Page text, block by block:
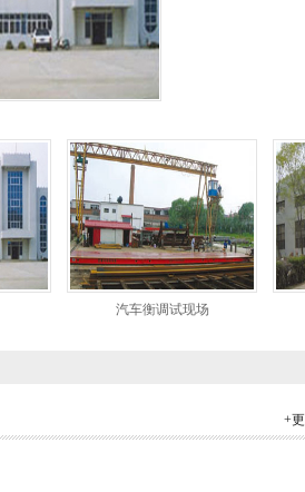
汽车衡调试现场
+
)故障原
有哪些？
定项目
的检查。
秤量检定。
的计量
优越在哪里？
器厂了解